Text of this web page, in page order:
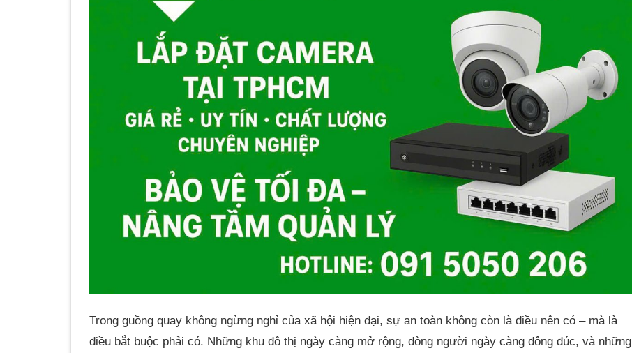
Trong guồng quay không ngừng nghỉ của xã hội hiện đại, sự an toàn không còn là điều nên có – mà là
điều bắt buộc phải có. Những khu đô thị ngày càng mở rộng, dòng người ngày càng đông đúc, và những